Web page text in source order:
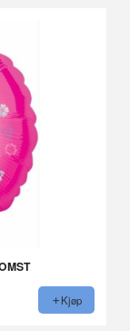
Kjøp